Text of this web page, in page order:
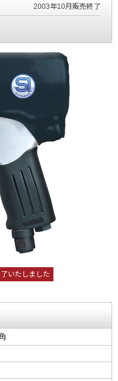
2003年10月販売終了
いたしました